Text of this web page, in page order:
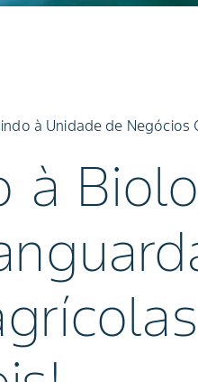
à Unidade de Negócios
à